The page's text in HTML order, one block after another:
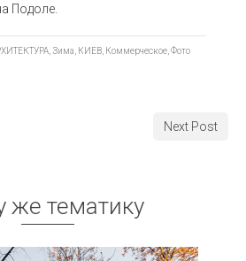
Подоле.
Зима КИЕВ Коммерческое Фото
Next Post
же тематику